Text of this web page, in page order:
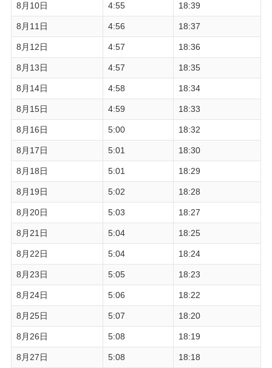
8月10日 4:55 18:39
8月11日 4:56 18:37
8月12日 4:57 18:36
8月13日 4:57 18:35
8月14日 4:58 18:34
8月15日 4:59 18:33
8月16日 5:00 18:32
8月17日 5:01 18:30
8月18日 5:01 18:29
8月19日 5:02 18:28
8月20日 5:03 18:27
8月21日 5:04 18:25
8月22日 5:04 18:24
8月23日 5:05 18:23
8月24日 5:06 18:22
8月25日 5:07 18:20
8月26日 5:08 18:19
8月27日 5:08 18:18